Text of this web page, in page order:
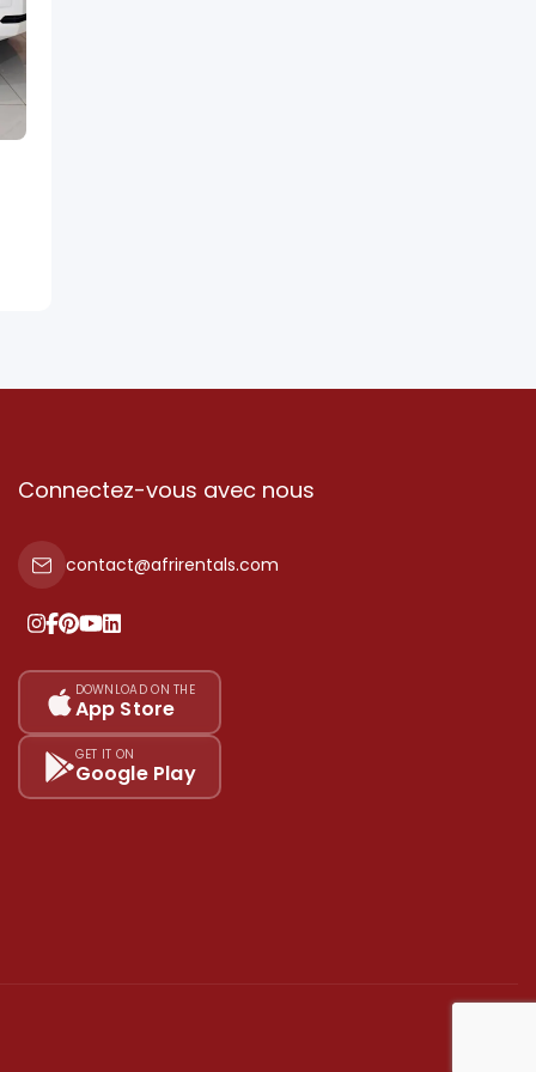
Connectez-vous avec nous
contact@afrirentals.com
DOWNLOAD ON THE
App Store
GET IT ON
Google Play